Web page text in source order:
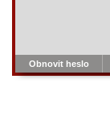
Obnovit heslo